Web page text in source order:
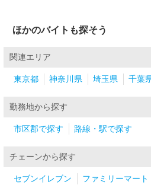
ほかのバイトも探そう
関連エリア
東京都 神奈川県 埼玉県 千葉
勤務地から探す
市区郡で探す 路線・駅で探す
チェーンから探す
セブンイレブン ファミリーマート